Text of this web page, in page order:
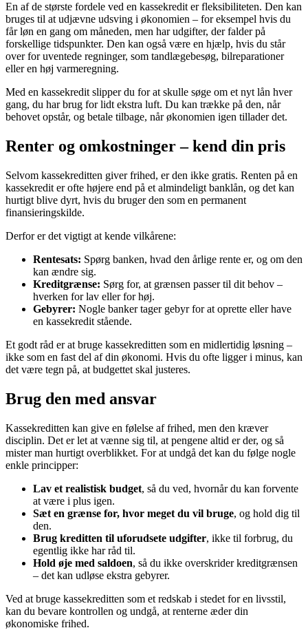
En af de største fordele ved en kassekredit er fleksibiliteten. Den kan
bruges til at udjævne udsving i økonomien – for eksempel hvis du
får løn en gang om måneden, men har udgifter, der falder på
forskellige tidspunkter. Den kan også være en hjælp, hvis du står
over for uventede regninger, som tandlægebesøg, bilreparationer
eller en høj varmeregning.
Med en kassekredit slipper du for at skulle søge om et nyt lån hver
gang, du har brug for lidt ekstra luft. Du kan trække på den, når
behovet opstår, og betale tilbage, når økonomien igen tillader det.
Renter og omkostninger – kend din pris
Selvom kassekreditten giver frihed, er den ikke gratis. Renten på en
kassekredit er ofte højere end på et almindeligt banklån, og det kan
hurtigt blive dyrt, hvis du bruger den som en permanent
finansieringskilde.
Derfor er det vigtigt at kende vilkårene:
Rentesats: Spørg banken, hvad den årlige rente er, og om den
kan ændre sig.
Kreditgrænse: Sørg for, at grænsen passer til dit behov –
hverken for lav eller for høj.
Gebyrer: Nogle banker tager gebyr for at oprette eller have
en kassekredit stående.
Et godt råd er at bruge kassekreditten som en midlertidig løsning –
ikke som en fast del af din økonomi. Hvis du ofte ligger i minus, kan
det være tegn på, at budgettet skal justeres.
Brug den med ansvar
Kassekreditten kan give en følelse af frihed, men den kræver
disciplin. Det er let at vænne sig til, at pengene altid er der, og så
mister man hurtigt overblikket. For at undgå det kan du følge nogle
enkle principper:
Lav et realistisk budget, så du ved, hvornår du kan forvente
at være i plus igen.
Sæt en grænse for, hvor meget du vil bruge, og hold dig til
den.
Brug kreditten til uforudsete udgifter, ikke til forbrug, du
egentlig ikke har råd til.
Hold øje med saldoen, så du ikke overskrider kreditgrænsen
– det kan udløse ekstra gebyrer.
Ved at bruge kassekreditten som et redskab i stedet for en livsstil,
kan du bevare kontrollen og undgå, at renterne æder din
økonomiske frihed.